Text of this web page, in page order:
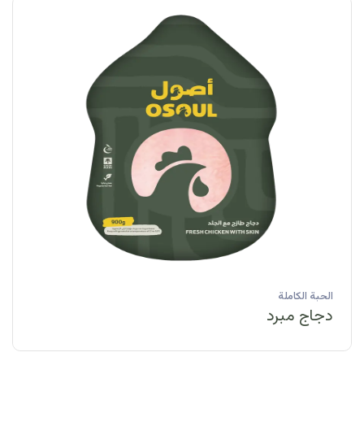
الحبة الكاملة
دجاج مبرد